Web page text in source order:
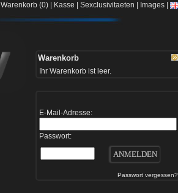
Warenkorb (0) | Kasse | Sexclusivitaeten | Images |
Warenkorb
Ihr Warenkorb ist leer.
E-Mail-Adresse:
Passwort:
Passwort vergessen?